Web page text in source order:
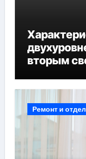
вторым
Ремонт и